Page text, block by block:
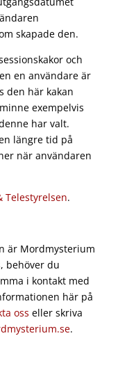
skapade den.
och
en användare är
den här kakan
exempelvis
har valt.
längre tid på
när användaren
Telestyrelsen.
är Mordmysterium
behöver du
i kontakt med
här på
oss eller skriva
.